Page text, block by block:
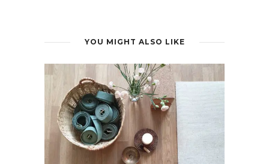
YOU MIGHT ALSO LIKE